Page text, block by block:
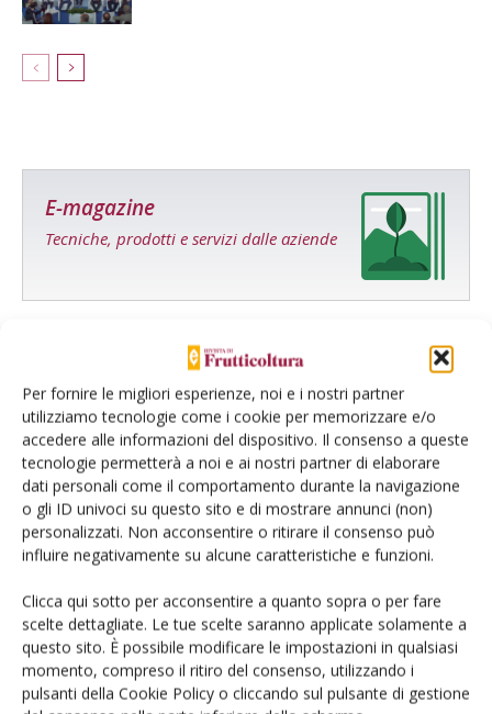
Per fornire le migliori esperienze, noi e i nostri partner
utilizziamo tecnologie come i cookie per memorizzare e/o
accedere alle informazioni del dispositivo. Il consenso a queste
tecnologie permetterà a noi e ai nostri partner di elaborare
dati personali come il comportamento durante la navigazione
o gli ID univoci su questo sito e di mostrare annunci (non)
personalizzati. Non acconsentire o ritirare il consenso può
influire negativamente su alcune caratteristiche e funzioni.
Clicca qui sotto per acconsentire a quanto sopra o per fare
scelte dettagliate. Le tue scelte saranno applicate solamente a
questo sito. È possibile modificare le impostazioni in qualsiasi
momento, compreso il ritiro del consenso, utilizzando i
pulsanti della Cookie Policy o cliccando sul pulsante di gestione
E-magazine
Tecniche, prodotti e servizi dalle aziende
Catalogo Aziende e Prodotti
Un modo semplice per cercare un'azienda o un
prodotto!
Cerca adesso
L'Esperto risponde
I consigli di Terra e Vita agli agricoltori